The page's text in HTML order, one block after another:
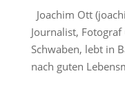
Joachim Ott (
Journalist,
Schwaben, lebt in
nach guten